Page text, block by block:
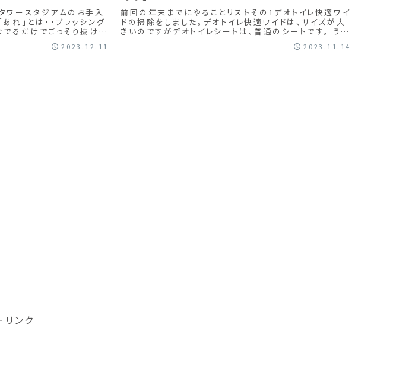
ワースタジアムのお手入
れ」とは・・ブラッシング
でるだけでごっそり抜け毛
見えないところもシリコン
つきてきます。シリコンブ
2023.12.11
前回の年末までにやることリストその1デオトイレ快適ワイ
ドの掃除をしました。デオトイレ快適ワイドは、サイズが大
きいのですがデオトイレシートは、普通のシートです。 うち
は、猫が２匹いるので、複数猫用のシートになります。 普
通タイプとの違いは吸収力です。 １週間で交換の日にはパ
2023.11.14
リンク